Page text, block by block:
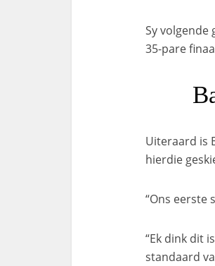
Sy volgende
35-pare
Uiteraard is
hierdie
“Ons eerste
“Ek dink dit
standaard